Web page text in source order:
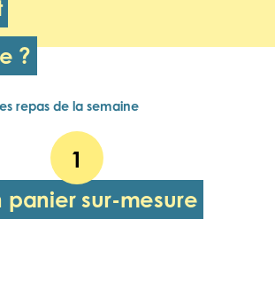
?
repas de la semaine
1
panier sur-mesure